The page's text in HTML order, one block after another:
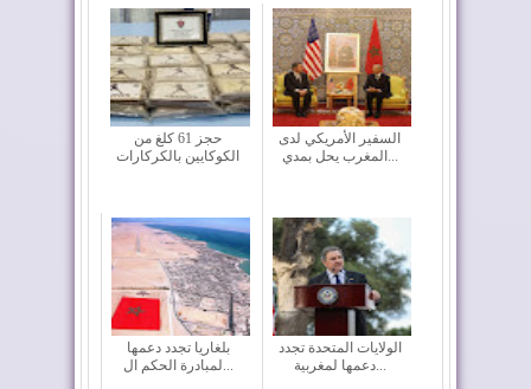
حجز 61 كلغ من
الكوكايين بالكركارات
السفير الأمريكي لدى
المغرب يحل بمدي...
بلغاريا تجدد دعمها
الولايات المتحدة تجدد
دعمها لمغربية...